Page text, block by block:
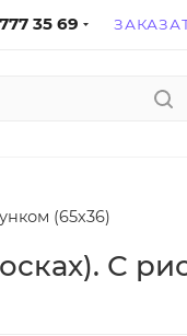
35 69
(65х36)
С